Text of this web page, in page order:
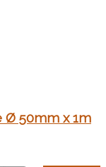
Ø 50mm x 1m